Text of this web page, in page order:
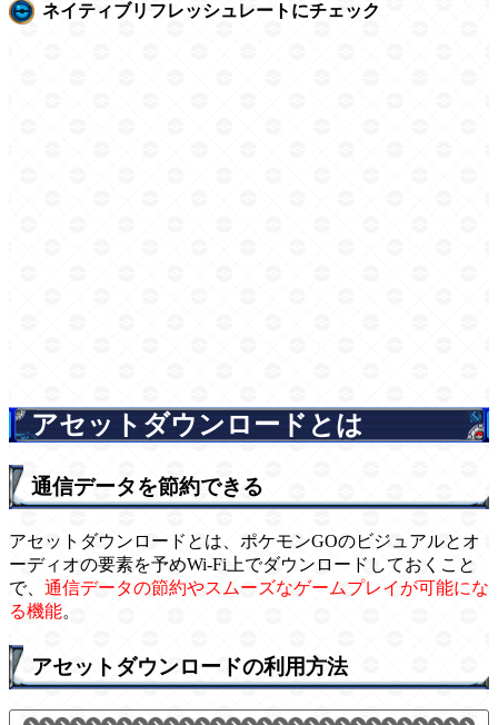
ネイティブリフレッシュレートにチェック
アセットダウンロードとは
通信データを節約できる
アセットダウンロードとは、ポケモンGOのビジュアルとオ
ーディオの要素を予めWi-Fi上でダウンロードしておくこと
で、 通信データの節約やスムーズなゲームプレイが可能にな
る機能。
アセットダウンロードの利用方法